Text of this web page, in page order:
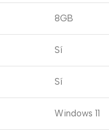
8GB
Sí
Sí
Windows 11